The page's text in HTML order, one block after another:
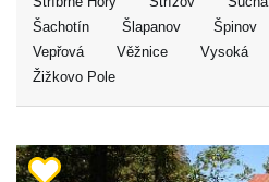
Šachotín
Šlapanov Špinov
Vepřová
Věžnice Vysoká
Žižkovo Pole